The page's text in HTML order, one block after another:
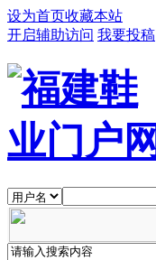
设为首页收藏本站
开启辅助访问 我要投稿